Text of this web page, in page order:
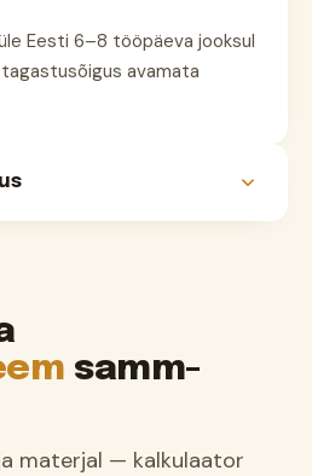
Eesti 6–8 tööpäeva jooksul
avamata
samm-
materjal — kalkulaator